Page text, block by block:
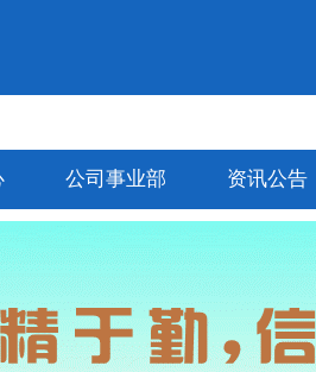
公司事业部 资讯公告